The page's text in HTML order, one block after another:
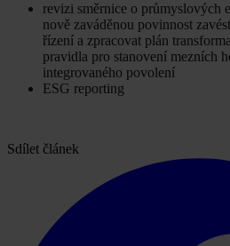
revizi směrnice o průmyslových
nově zaváděnou povinnost
řízení a zpracovat plán
pravidla pro stanovení mezních
integrovaného povolení
ESG reporting
Sdílet článek